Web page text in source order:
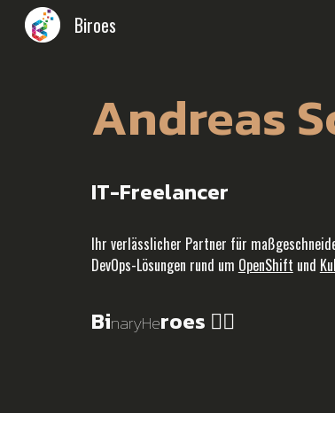
Biroes
Andreas
IT-Freelancer
Ihr verlässlicher Partner für
DevOps-Lösungen rund um OpenShift und
BinaryHeroes 🦸‍♂️